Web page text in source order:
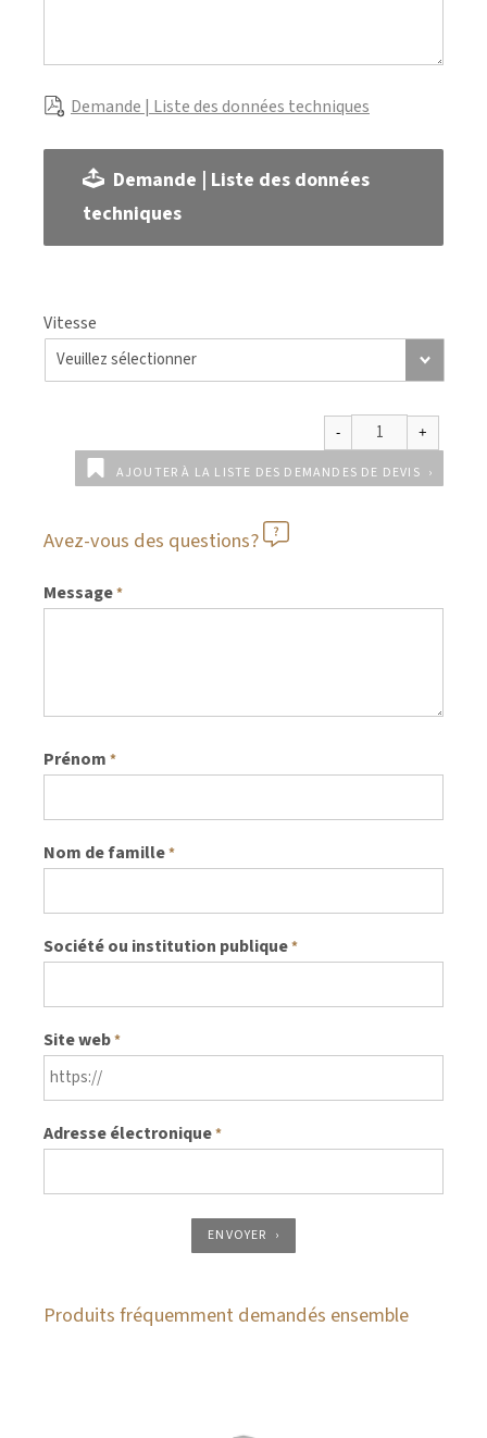
Demande | Liste des données techniques
Demande | Liste des données
techniques
Vitesse
AJOUTER À LA LISTE DES DEMANDES DE DEVIS
Avez-vous des questions?
Message*
Prénom *
Nom de famille*
Société ou institution publique*
Site web*
Adresse électronique*
ENVOYER
Produits fréquemment demandés ensemble